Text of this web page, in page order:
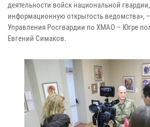
деятельности войск национальной
информационную открытость ведомства»,
Управления Росгвардии по ХМАО – Югре
Евгений Симаков.